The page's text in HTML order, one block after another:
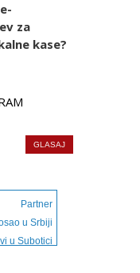
za
kase?
Partner
u Srbiji
u Subotici